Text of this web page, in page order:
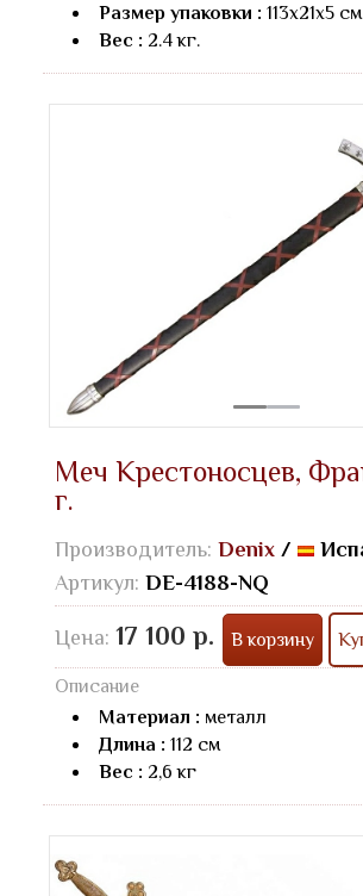
Размер упаковки : 113х21х5
Вес : 2.4 кг.
Меч Крестоносцев,
г.
Производитель: Denix /
Артикул: DE-4188-NQ
Цена: 17 100 р. В корзину
Описание
Материал : металл
Длина : 112 см
Вес : 2,6 кг